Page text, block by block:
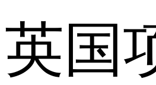
英国